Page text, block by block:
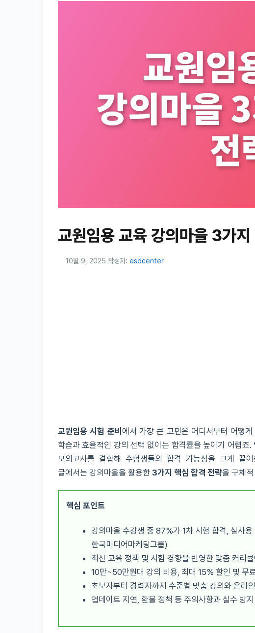
교원임용 교육 강의마을 3가
10월 9, 2025 작성자: esdcenter
교원임용 시험 준비 에서 가장 큰 고민은 어디서부터 어떻
학습과 효율적인 강의 선택 없이는 합격률을 높이기 어렵죠.
모의고사를 결합해 수험생들의 합격 가능성을 크게 끌
글에서는 강의마을을 활용한 3가지 핵심 합격 전략을 구체
핵심 포인트
강의마을 수강생 중 87%가 1차 시험 합격, 실사
한국미디어마케팅그룹)
최신 교육 정책 및 시험 경향을 반영한 맞춤 커리
10만~50만원대 강의 비용, 최대 15% 할인 및 무
초보자부터 경력자까지 수준별 맞춤 강의와 온라
업데이트 지연, 환불 정책 등 주의사항과 실수 방